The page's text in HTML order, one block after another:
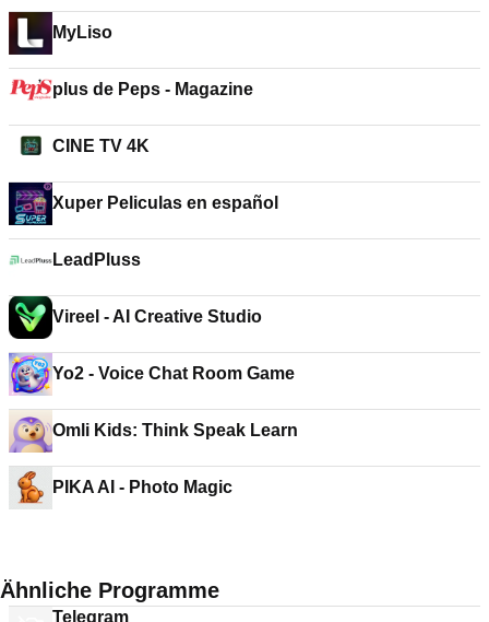
MyLiso
plus de Peps - Magazine
CINE TV 4K
Xuper Peliculas en español
LeadPluss
Vireel - AI Creative Studio
Yo2 - Voice Chat Room Game
Omli Kids: Think Speak Learn
PIKA AI - Photo Magic
Ähnliche Programme
Telegram